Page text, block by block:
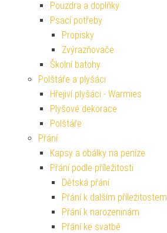
Pouzdra a doplňky
Psací potřeby
Propisky
Zvýrazňovače
Školní batohy
Polštáře a plyšáci
Hřejiví plyšáci - Warmies
Plyšové dekorace
Polštáře
Přání
Kapsy a obálky na peníze
Přání podle příležitosti
Dětská přání
Přání k dalším příležitostem
Přání k narozeninám
Přání ke svatbě